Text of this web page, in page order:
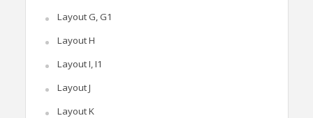
Layout G, G1
Layout H
Layout I, I1
Layout J
Layout K